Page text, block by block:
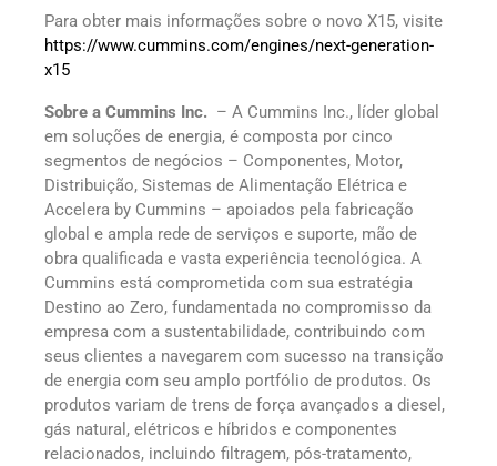
Para obter mais informações sobre o novo X15, visite
https://www.cummins.com/engines/next-generation-
x15
Sobre a Cummins Inc. – A Cummins Inc., líder global
em soluções de energia, é composta por cinco
segmentos de negócios – Componentes, Motor,
Distribuição, Sistemas de Alimentação Elétrica e
Accelera by Cummins – apoiados pela fabricação
global e ampla rede de serviços e suporte, mão de
obra qualificada e vasta experiência tecnológica. A
Cummins está comprometida com sua estratégia
Destino ao Zero, fundamentada no compromisso da
empresa com a sustentabilidade, contribuindo com
seus clientes a navegarem com sucesso na transição
de energia com seu amplo portfólio de produtos. Os
produtos variam de trens de força avançados a diesel,
gás natural, elétricos e híbridos e componentes
relacionados, incluindo filtragem, pós-tratamento,